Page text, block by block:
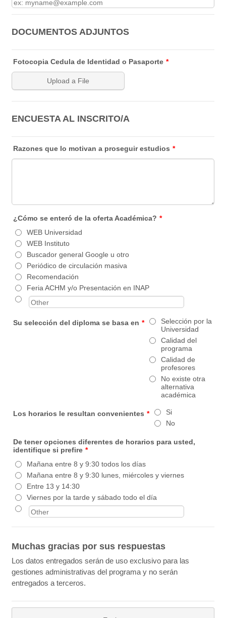
DOCUMENTOS ADJUNTOS
Fotocopia Cedula de Identidad o Pasaporte *
Upload a File
ENCUESTA AL INSCRITO/A
Razones que lo motivan a proseguir estudios *
¿Cómo se enteró de la oferta Académica? *
WEB Universidad
WEB Instituto
Buscador general Google u otro
Periódico de circulación masiva
Recomendación
Feria ACHM y/o Presentación en INAP
Su selección del diploma se basa en *
Selección por la
Universidad
Calidad del
programa
Calidad de
profesores
No existe otra
alternativa
académica
Los horarios le resultan convenientes *
Si
No
De tener opciones diferentes de horarios para usted,
identifique si prefire *
Mañana entre 8 y 9:30 todos los días
Mañana entre 8 y 9:30 lunes, miércoles y viernes
Entre 13 y 14:30
Viernes por la tarde y sábado todo el día
Muchas gracias por sus respuestas
Los datos entregados serán de uso exclusivo para las
gestiones administrativas del programa y no serán
entregados a terceros.